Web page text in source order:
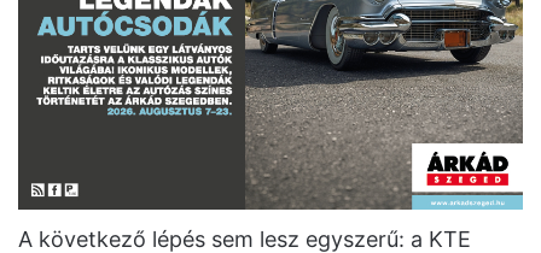
A következő lépés sem lesz egyszerű: a KTE